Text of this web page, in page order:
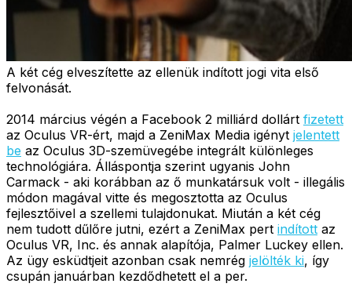
A két cég elveszítette az ellenük indított jogi vita első
felvonását.
2014 március végén a Facebook 2 milliárd dollárt fizetett
az Oculus VR-ért, majd a ZeniMax Media igényt jelentett
be az Oculus 3D-szemüvegébe integrált különleges
technológiára. Álláspontja szerint ugyanis John
Carmack - aki korábban az ő munkatársuk volt - illegális
módon magával vitte és megosztotta az Oculus
fejlesztőivel a szellemi tulajdonukat. Miután a két cég
nem tudott dűlőre jutni, ezért a ZeniMax pert indított az
Oculus VR, Inc. és annak alapítója, Palmer Luckey ellen.
Az ügy esküdtjeit azonban csak nemrég jelölték ki, így
csupán januárban kezdődhetett el a per.